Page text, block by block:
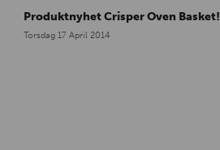
Produktnyhet Crisper Oven Basket!
Torsdag 17 April 2014